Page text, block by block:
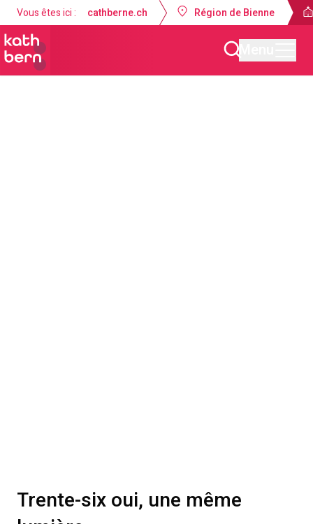
Vous êtes ici : cathberne.ch Région de Bienne
Trente-six oui, une même